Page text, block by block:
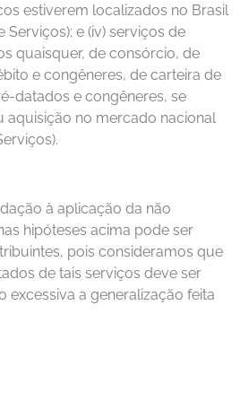
estiverem localizados no Brasil
Serviços); e (iv) serviços de
quaisquer, de consórcio, de
e congêneres, de carteira de
datados e congêneres, se
aquisição no mercado nacional
à aplicação da não
hipóteses acima pode ser
pois consideramos que
de tais serviços deve ser
excessiva a generalização feita